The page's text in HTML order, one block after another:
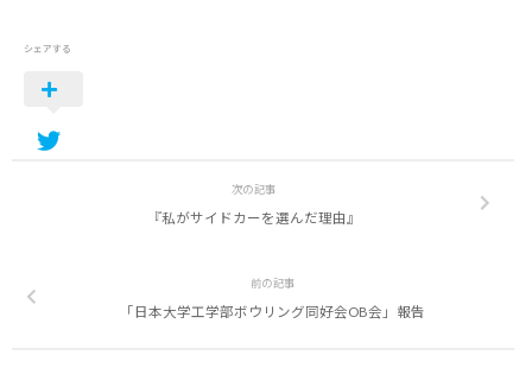
シェアする
次の記事
『私がサイドカーを選んだ理由』
前の記事
「日本大学工学部ボウリング同好会OB会」報告